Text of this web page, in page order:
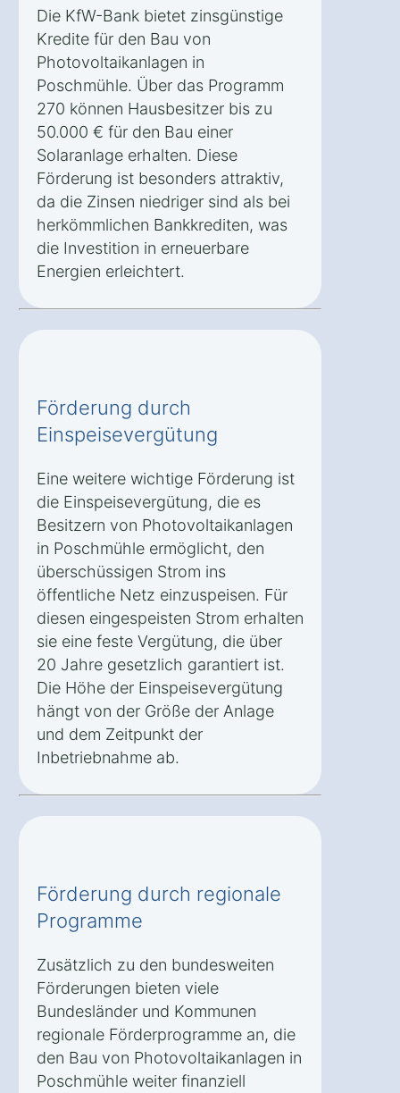
Die KfW-Bank bietet zinsgünstige
Kredite für den Bau von
Photovoltaikanlagen in
Poschmühle. Über das Programm
270 können Hausbesitzer bis zu
50.000 € für den Bau einer
Solaranlage erhalten. Diese
Förderung ist besonders attraktiv,
da die Zinsen niedriger sind als bei
herkömmlichen Bankkrediten, was
die Investition in erneuerbare
Energien erleichtert.
Förderung durch
Einspeisevergütung
Eine weitere wichtige Förderung ist
die Einspeisevergütung, die es
Besitzern von Photovoltaikanlagen
in Poschmühle ermöglicht, den
überschüssigen Strom ins
öffentliche Netz einzuspeisen. Für
diesen eingespeisten Strom erhalten
sie eine feste Vergütung, die über
20 Jahre gesetzlich garantiert ist.
Die Höhe der Einspeisevergütung
hängt von der Größe der Anlage
und dem Zeitpunkt der
Inbetriebnahme ab.
Förderung durch regionale
Programme
Zusätzlich zu den bundesweiten
Förderungen bieten viele
Bundesländer und Kommunen
regionale Förderprogramme an, die
den Bau von Photovoltaikanlagen in
Poschmühle weiter finanziell